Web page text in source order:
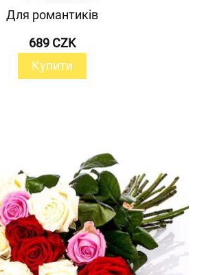
Для романтиків
689 CZK
Купити